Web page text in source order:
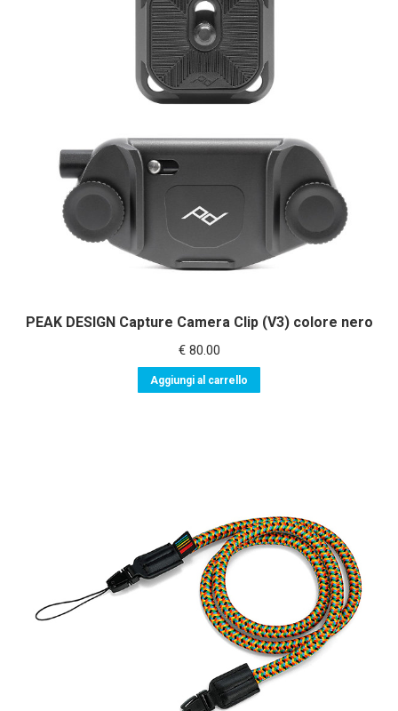
PEAK DESIGN Capture Camera Clip (V3) colore nero
€80.00
Aggiungi al carrello